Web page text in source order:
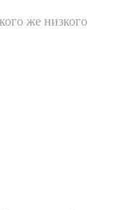
же низкого